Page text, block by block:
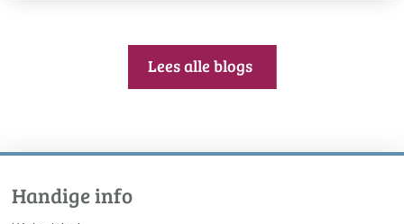
Lees alle blogs
Handige info